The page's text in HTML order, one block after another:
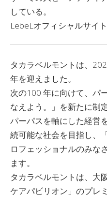
している。
LebeLオフィシャルサイ
タカラベルモントは、
年を迎えました。
次の100 年に向けて、パ
なえよう。」を新たに制定
パーパスを軸にした経営
続可能な社会を目指し、
ロフェッショナルのみな
ます。
タカラベルモントは、大
ケアパビリオン」のプレ